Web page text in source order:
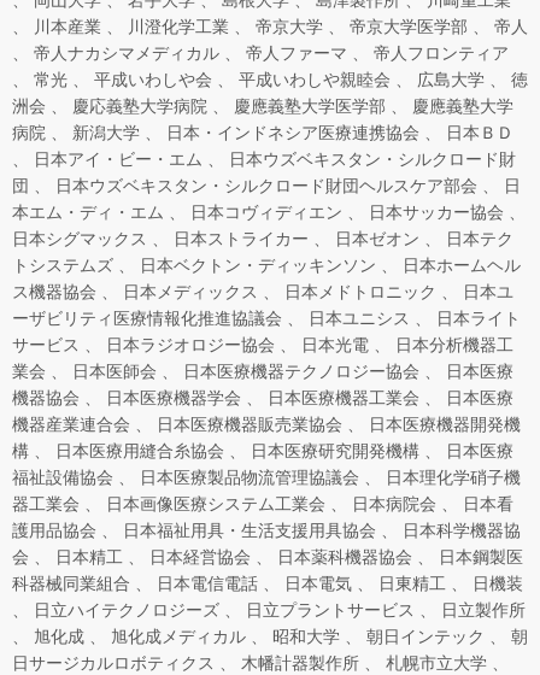
川本産業
川澄化学工業 帝京大学 帝京大学医学部
帝人
帝人ナカシマメディカル
帝人ファーマ
帝人フロンティア
常光
平成いわしや会 平成いわしや親睦会 広島大学
徳
洲会
慶応義塾大学病院 慶應義塾大学医学部
慶應義塾大学
病院
新潟大学 日本・インドネシア医療連携協会
日本ＢＤ
日本アイ・ビー・エム
日本ウズベキスタン・シルクロード財
団
日本ウズベキスタン・シルクロード財団ヘルスケア部会
日
本エム・ディ・エム
日本コヴィディエン
日本サッカー協会
日本シグマックス
日本ストライカー 日本ゼオン
日本テク
トシステムズ
日本ベクトン・ディッキンソン
日本ホームヘル
ス機器協会
日本メディックス 日本メドトロニック
日本ユ
ーザビリティ医療情報化推進協議会
日本ユニシス
日本ライト
サービス
日本ラジオロジー協会 日本光電
日本分析機器工
業会
日本医師会 日本医療機器テクノロジー協会
日本医療
機器協会
日本医療機器学会 日本医療機器工業会
日本医療
機器産業連合会
日本医療機器販売業協会
日本医療機器開発機
構
日本医療用縫合糸協会 日本医療研究開発機構
日本医療
福祉設備協会
日本医療製品物流管理協議会
日本理化学硝子機
器工業会
日本画像医療システム工業会 日本病院会
日本看
護用品協会
日本福祉用具・生活支援用具協会
日本科学機器協
会
日本精工 日本経営協会 日本薬科機器協会
日本鋼製医
科器械同業組合
日本電信電話 日本電気 日東精工
日機装
日立ハイテクノロジーズ
日立プラントサービス
日立製作所
旭化成
旭化成メディカル 昭和大学 朝日インテック
朝
日サージカルロボティクス
木幡計器製作所
札幌市立大学